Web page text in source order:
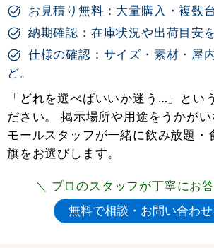
お見積り無料：大量購入・複数
納期確認：在庫状況や出荷目安
仕様の確認：サイズ・素材・屋
ど。
「どれを選べばいいか迷う…」とい
ださい。 掲示場所や用途をうかが
モールスタッフが一緒に飲み放題・
旗をお選びします。
＼ プロのスタッフが丁寧にお